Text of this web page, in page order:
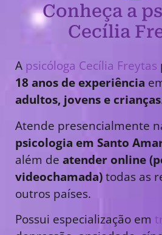
Conheça a
Cecília
A psicóloga Cecília Freytas
18 anos de experiência
adultos, jovens e crianças
Atende presencialmente
psicologia em Santo
além de atender online
videochamada)todas as
outros países.
Possui especialização em